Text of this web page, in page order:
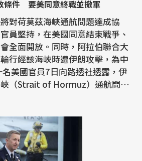
條件 要美同意終戰並撤軍
對荷莫茲海峽通航問題達成協
員堅持，在美國同意結束戰爭、
全面開放。同時，阿拉伯聯合大
行經該海峽時遭伊朗攻擊，為中
（Strait of Hormuz）通航問題